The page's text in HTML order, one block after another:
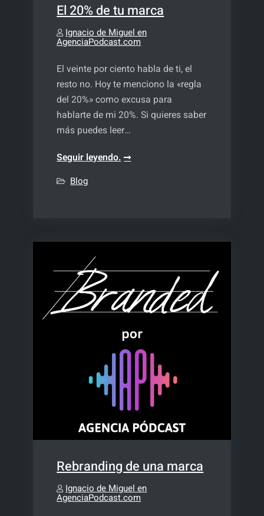
El 20% de tu marca
Ignacio de Miguel en
AgenciaPodcast.com
El veinte por ciento habla de ti, el
resto no. Hoy te menciono la «regla
del 20%» como excusa para
hablarte de mi 20%. Si quieres saber
más puedes leer…
Seguir leyendo.El
Blog
Rebranding de una marca
Ignacio de Miguel en
AgenciaPodcast.com